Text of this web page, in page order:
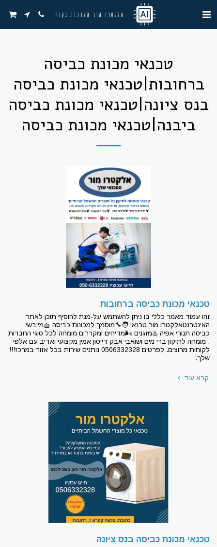
אלקטרו מור מערכות בקרה
טכנאי מכונת כביסה
ברחובות|טכנאי מכונת כביסה
בנס ציונה|טכנאי מכונת כביסה
ביבנה|טכנאי מכונת כביסה
טכנאי מכונת כביסה ברחובות
זהו עמוד מאמר כללי בו ניתן להשתמש על-מנת להוסיף תוכן לאתר
האינטרנטאלקטרו מור טכנאי 🧑‍🔧מוסמך למכונות כביסה 🧺מייבשי
כביסה תנורי אפיה ♨מזגנים 🌬מדיחים ומקררים מומחה לכל סוגי החברות
. מומחה לתיקון ברי מים ושואבי אבק דייסון אמין מקצועי ואדיב עם אלפי
לקוחות מרוצים. לפרטים 0506332328 נותנים שירות בכל אזור במרכז!!!
שלך.
קרא עוד
טכנאי מכונת כביסה בנס ציונה